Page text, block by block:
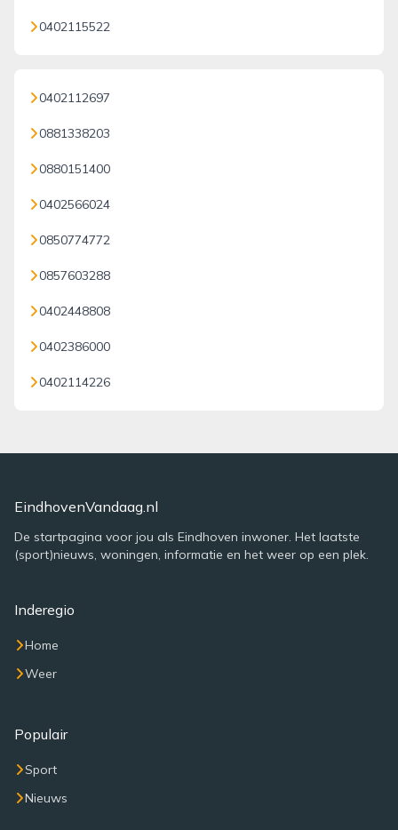
0402115522
0402112697
0881338203
0880151400
0402566024
0850774772
0857603288
0402448808
0402386000
0402114226
EindhovenVandaag.nl
De startpagina voor jou als Eindhoven inwoner. Het laatste
(sport)nieuws, woningen, informatie en het weer op een plek.
Inderegio
Home
Weer
Populair
Sport
Nieuws